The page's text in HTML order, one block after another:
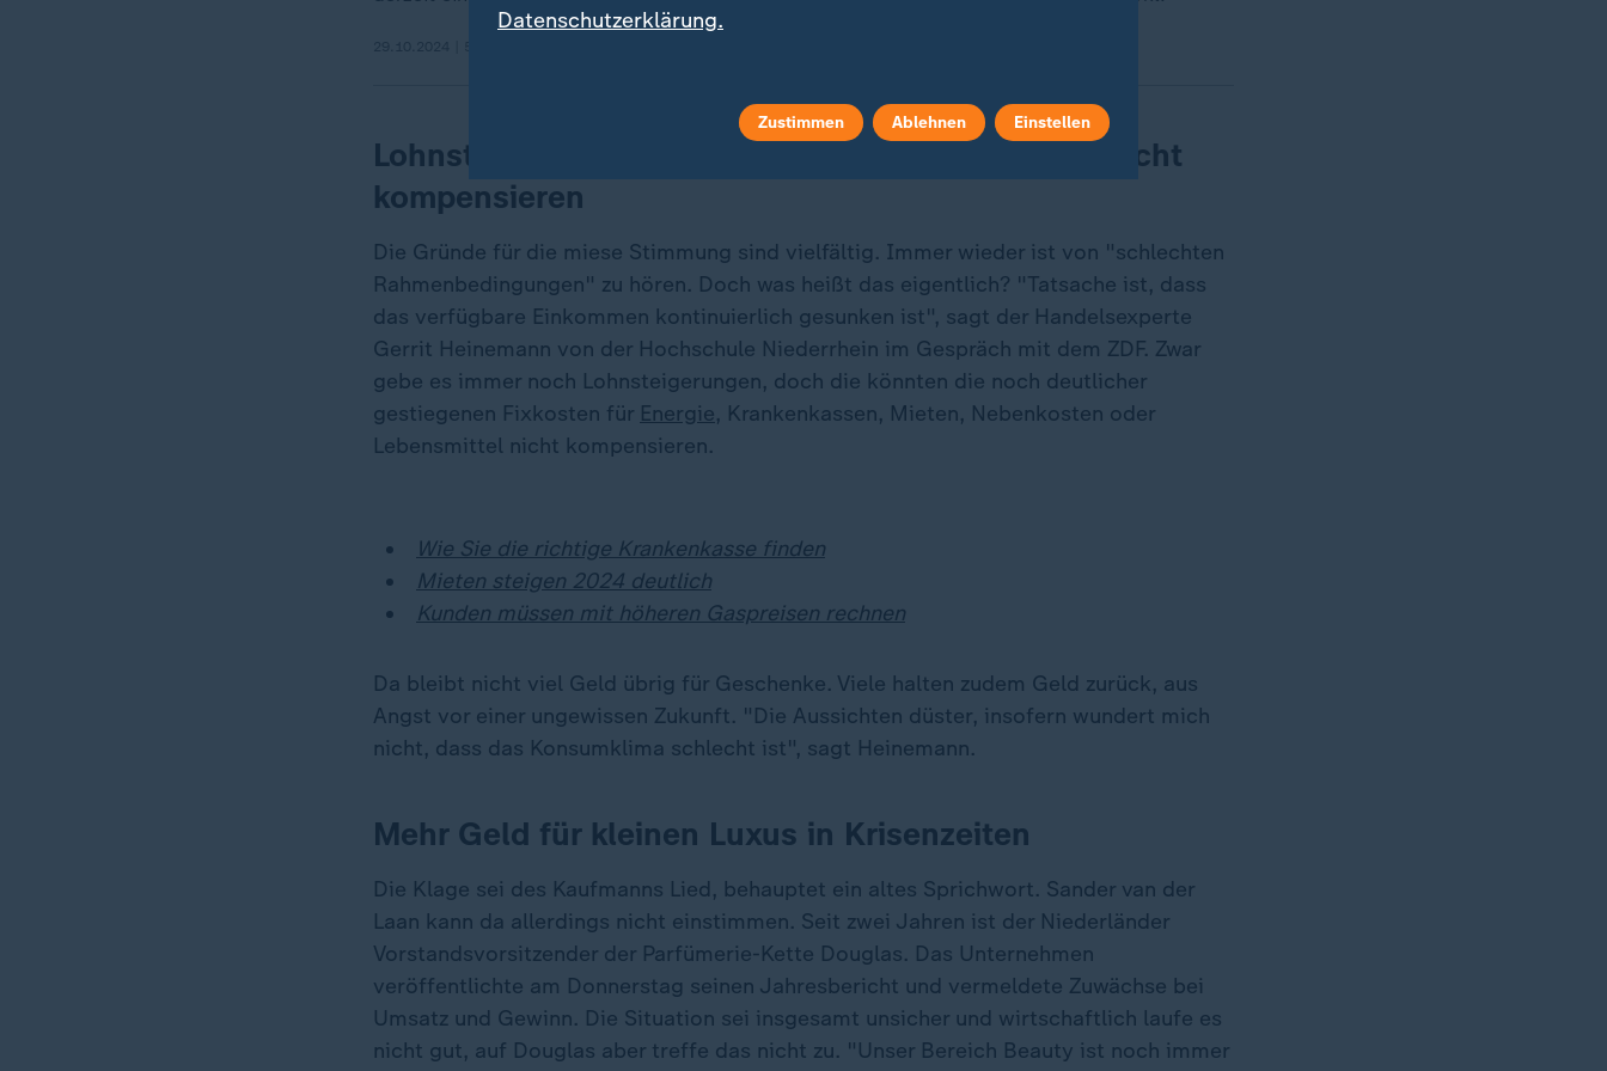
Lohnsteigerungen können gestiegene Fixkosten nicht
kompensieren
Die Gründe für die miese Stimmung sind vielfältig. Immer wieder ist von "schlechten
Rahmenbedingungen" zu hören. Doch was heißt das eigentlich? "Tatsache ist, dass
das verfügbare Einkommen kontinuierlich gesunken ist", sagt der Handelsexperte
Gerrit Heinemann von der Hochschule Niederrhein im Gespräch mit dem ZDF. Zwar
gebe es immer noch Lohnsteigerungen, doch die könnten die noch deutlicher
gestiegenen Fixkosten für Energie, Krankenkassen, Mieten, Nebenkosten oder
Lebensmittel nicht kompensieren.
Wie Sie die richtige Krankenkasse finden
Mieten steigen 2024 deutlich
Kunden müssen mit höheren Gaspreisen rechnen
Da bleibt nicht viel Geld übrig für Geschenke. Viele halten zudem Geld zurück, aus
Angst vor einer ungewissen Zukunft. "Die Aussichten düster, insofern wundert mich
nicht, dass das Konsumklima schlecht ist", sagt Heinemann.
Mehr Geld für kleinen Luxus in Krisenzeiten
Die Klage sei des Kaufmanns Lied, behauptet ein altes Sprichwort. Sander van der
Laan kann da allerdings nicht einstimmen. Seit zwei Jahren ist der Niederländer
Vorstandsvorsitzender der Parfümerie-Kette Douglas. Das Unternehmen
veröffentlichte am Donnerstag seinen Jahresbericht und vermeldete Zuwächse bei
Umsatz und Gewinn. Die Situation sei insgesamt unsicher und wirtschaftlich laufe es
nicht gut, auf Douglas aber treffe das nicht zu. "Unser Bereich Beauty ist noch immer
Datenschutzerklärung.
Zustimmen Ablehnen Einstellen